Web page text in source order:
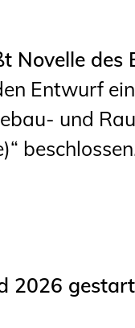
und
Novelle des
Entwurf
und
2026